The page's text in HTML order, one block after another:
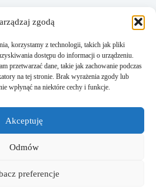
zgodą
korzystamy z technologii, takich jak pliki
dostępu do informacji o urządzeniu.
przetwarzać dane, takie jak zachowanie podczas
na tej stronie. Brak wyrażenia zgody lub
wpłynąć na niektóre cechy i funkcje.
Akceptuję
Odmów
preferencje